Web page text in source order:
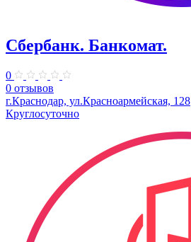
Сбербанк. Банкомат.
0
0 отзывов
г.Краснодар, ул.​Красноармейская, 128
Круглосуточно